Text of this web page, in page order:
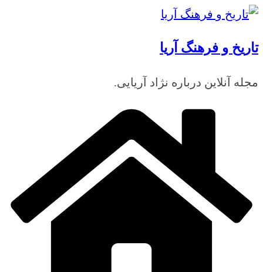
رفتن
محتوا
تاریخ و فرهنگ آریا
مجله آنلاین درباره نژاد آریایی.